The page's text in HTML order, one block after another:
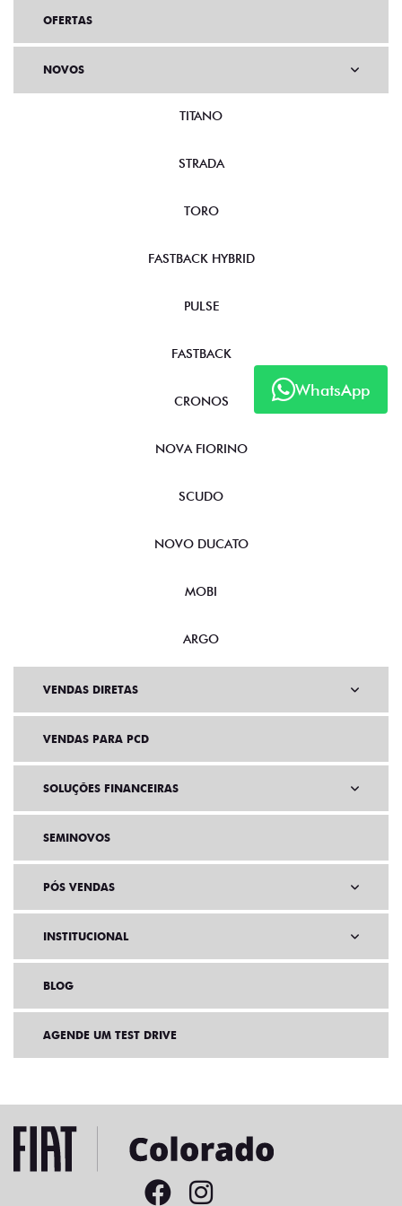
WhatsApp
OFERTAS
NOVOS
TITANO
STRADA
TORO
FASTBACK HYBRID
PULSE
FASTBACK
CRONOS
NOVA FIORINO
SCUDO
NOVO DUCATO
MOBI
ARGO
VENDAS DIRETAS
VENDAS PARA PCD
SOLUÇÕES FINANCEIRAS
SEMINOVOS
PÓS VENDAS
INSTITUCIONAL
BLOG
AGENDE UM TEST DRIVE